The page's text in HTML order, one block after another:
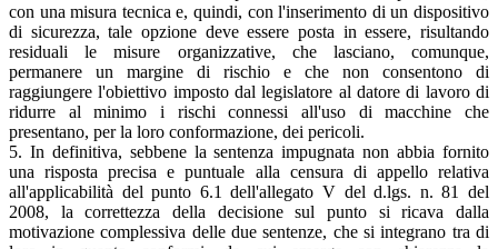
con una misura tecnica e, quindi, con l'inserimento di un dispositivo
di sicurezza, tale opzione deve essere posta in essere, risultando
residuali le misure organizzative, che lasciano, comunque,
permanere un margine di rischio e che non consentono di
raggiungere l'obiettivo imposto dal legislatore al datore di lavoro di
ridurre al minimo i rischi connessi all'uso di macchine che
presentano, per la loro conformazione, dei pericoli.
5. In definitiva, sebbene la sentenza impugnata non abbia fornito
una risposta precisa e puntuale alla censura di appello relativa
all'applicabilità del punto 6.1 dell'allegato V del d.lgs. n. 81 del
2008, la correttezza della decisione sul punto si ricava dalla
motivazione complessiva delle due sentenze, che si integrano tra di